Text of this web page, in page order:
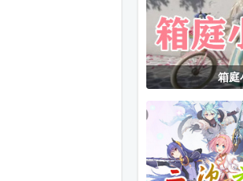
猎鹰无限金币
钻石
站
厕所突袭游戏
手机版(厕所袭
击)
恶
箱庭